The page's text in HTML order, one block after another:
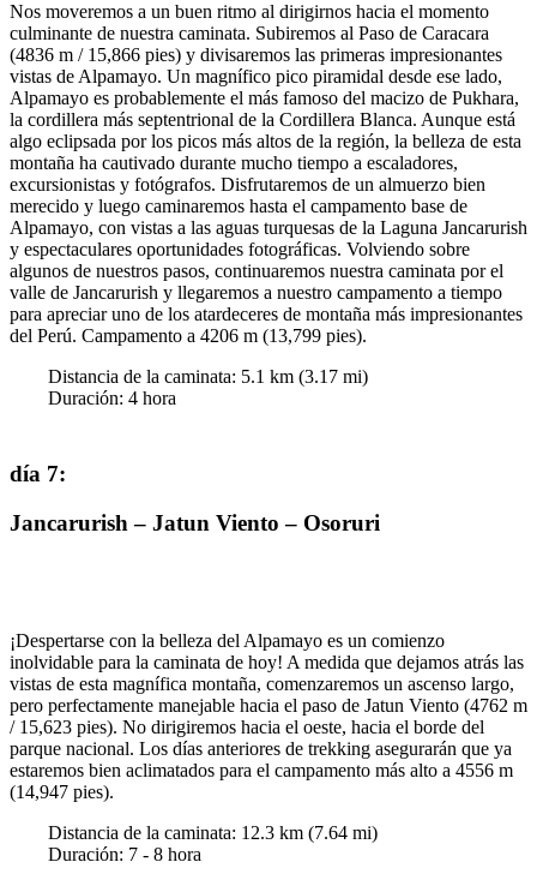
Nos moveremos a un buen ritmo al dirigirnos hacia el momento
culminante de nuestra caminata. Subiremos al Paso de Caracara
(4836 m / 15,866 pies) y divisaremos las primeras impresionantes
vistas de Alpamayo. Un magnífico pico piramidal desde ese lado,
Alpamayo es probablemente el más famoso del macizo de Pukhara,
la cordillera más septentrional de la Cordillera Blanca. Aunque está
algo eclipsada por los picos más altos de la región, la belleza de esta
montaña ha cautivado durante mucho tiempo a escaladores,
excursionistas y fotógrafos. Disfrutaremos de un almuerzo bien
merecido y luego caminaremos hasta el campamento base de
Alpamayo, con vistas a las aguas turquesas de la Laguna Jancarurish
y espectaculares oportunidades fotográficas. Volviendo sobre
algunos de nuestros pasos, continuaremos nuestra caminata por el
valle de Jancarurish y llegaremos a nuestro campamento a tiempo
para apreciar uno de los atardeceres de montaña más impresionantes
del Perú. Campamento a 4206 m (13,799 pies).
Distancia de la caminata: 5.1 km (3.17 mi)
Duración: 4 hora
día 7:
Jancarurish – Jatun Viento – Osoruri
¡Despertarse con la belleza del Alpamayo es un comienzo
inolvidable para la caminata de hoy! A medida que dejamos atrás las
vistas de esta magnífica montaña, comenzaremos un ascenso largo,
pero perfectamente manejable hacia el paso de Jatun Viento (4762 m
/ 15,623 pies). No dirigiremos hacia el oeste, hacia el borde del
parque nacional. Los días anteriores de trekking asegurarán que ya
estaremos bien aclimatados para el campamento más alto a 4556 m
(14,947 pies).
Distancia de la caminata: 12.3 km (7.64 mi)
Duración: 7 - 8 hora